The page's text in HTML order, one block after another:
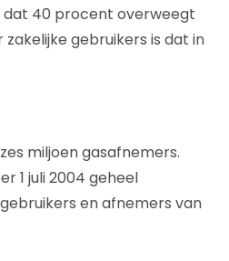
dat 40 procent overweegt
gebruikers is dat in
miljoen gasafnemers.
1 juli 2004 geheel
en afnemers van